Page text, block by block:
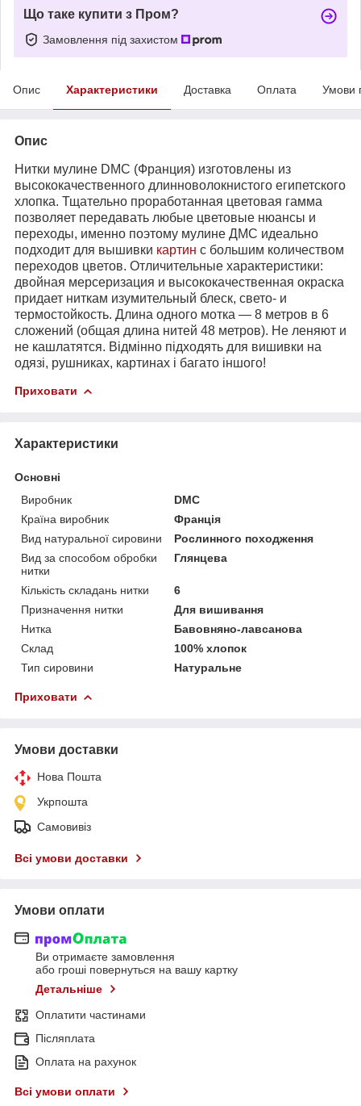
Що таке купити з Пром?
Замовлення під захистом
Опис Характеристики Доставка Оплата Умови
Опис
Нитки мулине DMC (Франция) изготовлены из
высококачественного длинноволокнистого египетского
хлопка. Тщательно проработанная цветовая гамма
позволяет передавать любые цветовые нюансы и
переходы, именно поэтому мулине ДМС идеально
подходит для вышивки картин с большим количеством
переходов цветов. Отличительные характеристики:
двойная мерсеризация и высококачественная окраска
придает ниткам изумительный блеск, свето- и
термостойкость. Длина одного мотка ― 8 метров в 6
сложений (общая длина нитей 48 метров). Не леняют и
не кашлатятся. Відмінно підходять для вишивки на
одязі, рушниках, картинах і багато іншого!
Приховати
Характеристики
Основні
Виробник
DMC
Країна виробник
Франція
Вид натуральної сировини
Рослинного походження
Вид за способом обробки
нитки
Глянцева
Кількість складань нитки
6
Призначення нитки
Для вишивання
Нитка
Бавовняно-лавсанова
Склад
100% хлопок
Тип сировини
Натуральне
Приховати
Умови доставки
Нова Пошта
Укрпошта
Самовивіз
Всі умови доставки
Умови оплати
Ви отримаєте замовлення
або гроші повернуться на вашу картку
Детальніше
Оплатити частинами
Післяплата
Оплата на рахунок
Всі умови оплати